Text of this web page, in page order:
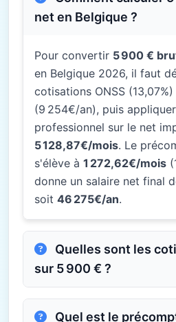
net en Belgique ?
Pour convertir 5 900 €
en Belgique 2026, il faut
cotisations ONSS
(9 254€/an), puis
professionnel sur le net
5 128,87€/mois. Le
s'élève à 1 272,62€/mois
donne un salaire net final
soit 46 275€/an.
sur 5 900 € ?